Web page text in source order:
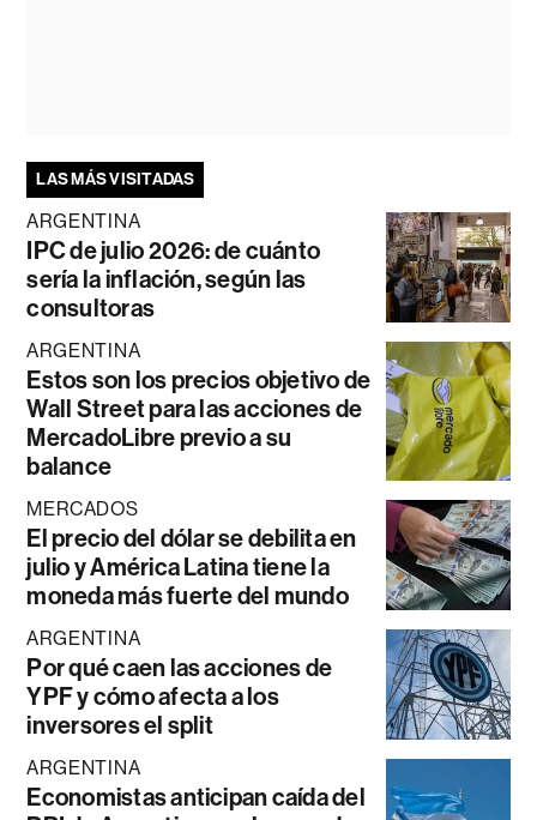
LAS MÁS VISITADAS
ARGENTINA
IPC de julio 2026: de cuánto
sería la inflación, según las
consultoras
ARGENTINA
Estos son los precios objetivo de
Wall Street para las acciones de
MercadoLibre previo a su
balance
MERCADOS
El precio del dólar se debilita en
julio y América Latina tiene la
moneda más fuerte del mundo
ARGENTINA
Por qué caen las acciones de
YPF y cómo afecta a los
inversores el split
ARGENTINA
Economistas anticipan caída del